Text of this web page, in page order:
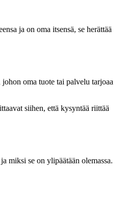
ja on oma itsensä, se herättää
oma tuote tai palvelu tarjoaa
siihen, että kysyntää riittää
miksi se on ylipäätään olemassa.